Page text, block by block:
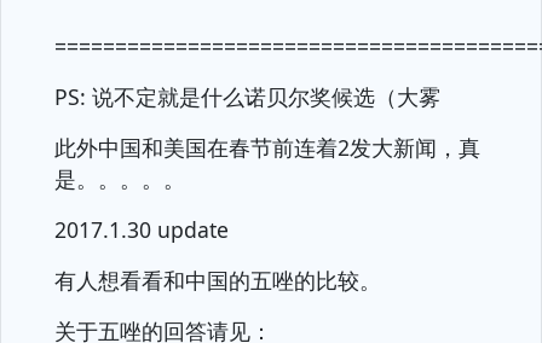
PS: 说不定就是什么诺贝尔奖候选（大雾
此外中国和美国在春节前连着2发大新闻，真
是。。。。。
2017.1.30 update
有人想看看和中国的五唑的比较。
关于五唑的回答请见：